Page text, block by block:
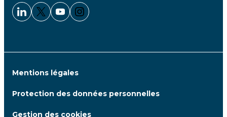
Linkedin - Clariane
Twitter - Clariane
Youtube - Clariane
Instagram - Clariane
Mentions légales
Protection des données personnelles
Gestion des cookies